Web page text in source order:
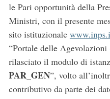
le Pari opportunità della
Ministri, con il presente
sito istituzionale
“Portale delle
rilasciato il modulo di
PAR_GEN”, volto
contributivo da parte dei